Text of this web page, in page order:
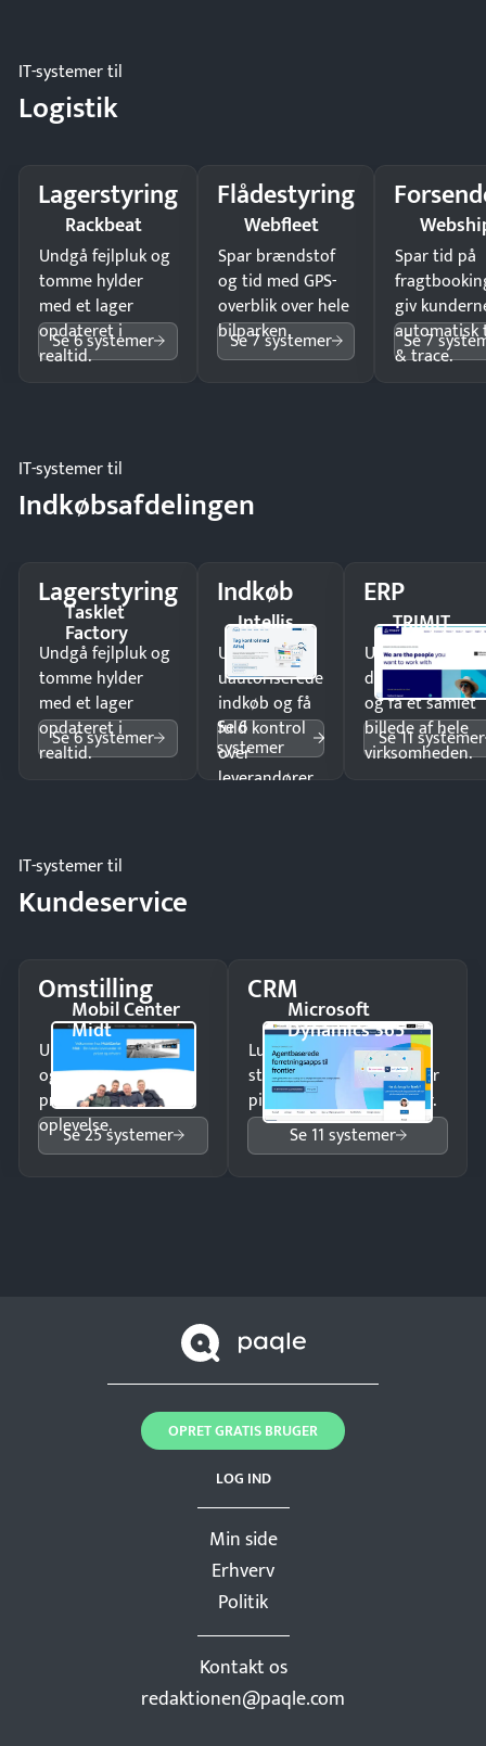
IT-systemer til
Logistik
Lagerstyring
Rackbeat
Undgå fejlpluk og
tomme hylder
med et lager
opdateret i
realtid.
Se 6 systemer
Flådestyring
Webfleet
Spar brændstof
og tid med GPS-
overblik over hele
bilparken.
Se 7 systemer
Spar tid på
giv
automatisk
& trace.
Se 7
IT-systemer til
Indkøbsafdelingen
Lagerstyring
Tasklet
Factory
Undgå fejlpluk og
tomme hylder
med et lager
opdateret i
realtid.
Se 6 systemer
Indkøb
Intellis
Undgå
uautoriserede
indkøb og få
fuld kontrol
over
leverandører
Se 6
systemer
ERP
TRIMIT
Undgå
og få ét samlet
billede af hele
virksomheden.
Se 11 systemer
IT-systemer til
Kundeservice
Omstilling
Mobil Center
Midt
Undgå tabte opkald
og giv kunderne en
professionel
oplevelse.
Se 25 systemer
CRMMicrosoft
Dynamics 365
Luk flere salg med et
struktureret overblik over
pipeline og opfølgninger.
Se 11 systemer
Min side
Erhverv
Politik
Kontakt os
redaktionen@paqle.com
LOG IND
OPRET GRATIS BRUGER